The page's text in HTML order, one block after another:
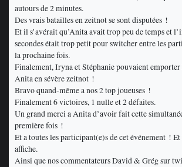
autours de 2 minutes.
Des vrais batailles en zeitnot se sont disputées !
Et il s’avérait qu’Anita avait trop peu de temps et
secondes était trop petit pour switcher entre les
la prochaine fois.
Finalement, Iryna et Stéphanie pouvaient
Anita en sévère zeitnot !
Bravo quand-même a nos 2 top joueuses !
Finalement 6 victoires, 1 nulle et 2 défaites.
Un grand merci a Anita d’avoir fait cette
première fois !
Et a toutes les participant(e)s de cet événement !
affiche.
Ainsi que nos commentateurs David & Grég sur